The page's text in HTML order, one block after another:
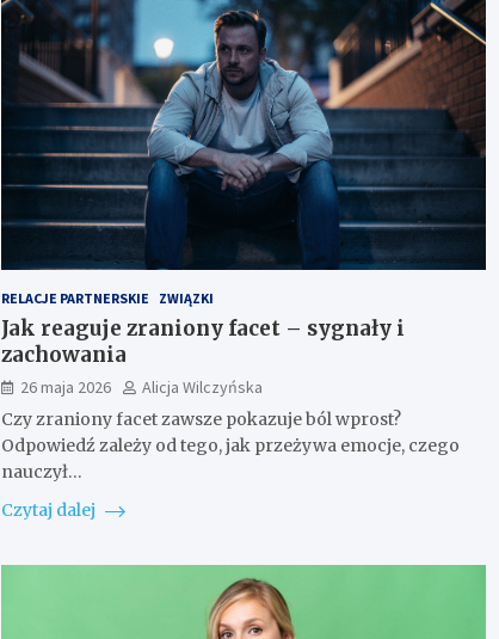
RELACJE PARTNERSKIE ZWIĄZKI
Jak reaguje zraniony facet – sygnały i
zachowania
26 maja 2026
Alicja Wilczyńska
Czy zraniony facet zawsze pokazuje ból wprost?
Odpowiedź zależy od tego, jak przeżywa emocje, czego
nauczył…
Czytaj dalej